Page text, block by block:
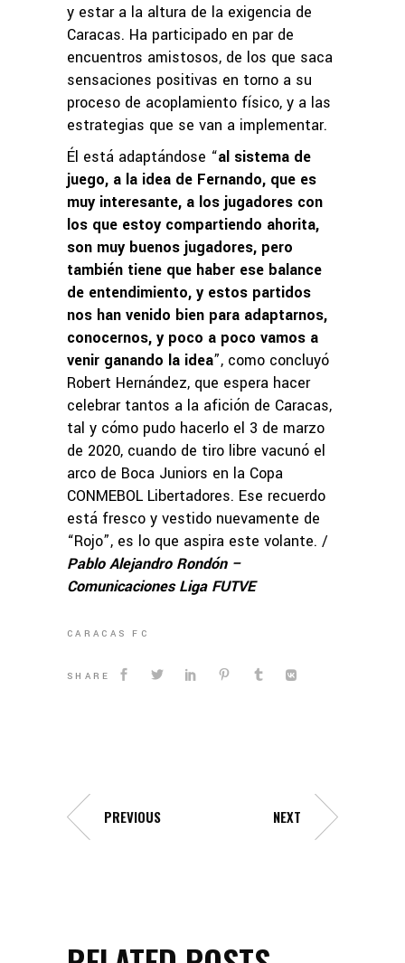
y estar a la altura de la exigencia de
Caracas. Ha participado en par de
encuentros amistosos, de los que saca
sensaciones positivas en torno a su
proceso de acoplamiento físico, y a las
estrategias que se van a implementar.
Él está adaptándose “al sistema de
juego, a la idea de Fernando, que es
muy interesante, a los jugadores con
los que estoy compartiendo ahorita,
son muy buenos jugadores, pero
también tiene que haber ese balance
de entendimiento, y estos partidos
nos han venido bien para adaptarnos,
conocernos, y poco a poco vamos a
venir ganando la idea”, como concluyó
Robert Hernández, que espera hacer
celebrar tantos a la afición de Caracas,
tal y cómo pudo hacerlo el 3 de marzo
de 2020, cuando de tiro libre vacunó el
arco de Boca Juniors en la Copa
CONMEBOL Libertadores. Ese recuerdo
está fresco y vestido nuevamente de
“Rojo”, es lo que aspira este volante. /
Pablo Alejandro Rondón –
Comunicaciones Liga FUTVE
CARACAS FC
SHARE
PREVIOUS NEXT